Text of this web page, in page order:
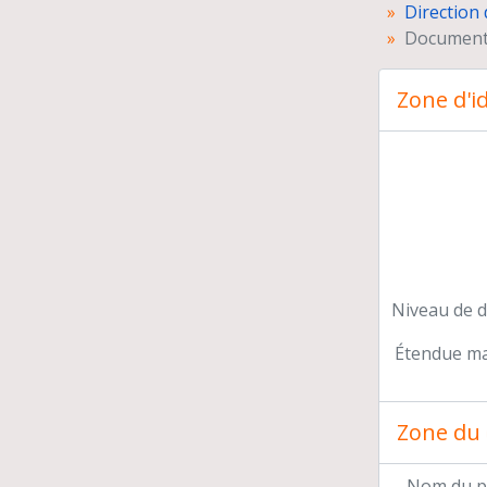
Direction
Zone
Niveau de
Étendue
Zone